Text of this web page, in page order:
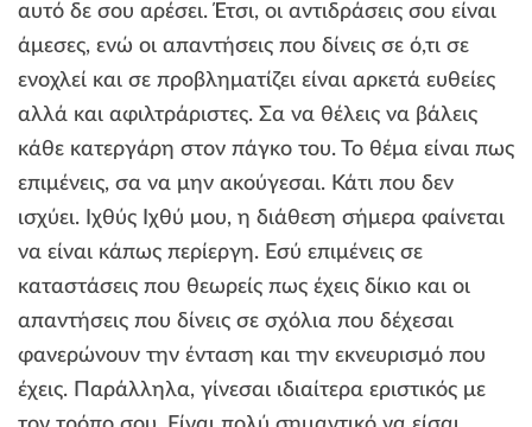
αυτό δε σου αρέσει. Έτσι, οι αντιδράσεις σου είναι
άμεσες, ενώ οι απαντήσεις που δίνεις σε ό,τι σε
ενοχλεί και σε προβληματίζει είναι αρκετά ευθείες
αλλά και αφιλτράριστες. Σα να θέλεις να βάλεις
κάθε κατεργάρη στον πάγκο του. Το θέμα είναι πως
επιμένεις, σα να μην ακούγεσαι. Κάτι που δεν
ισχύει. Ιχθύς Ιχθύ μου, η διάθεση σήμερα φαίνεται
να είναι κάπως περίεργη. Εσύ επιμένεις σε
καταστάσεις που θεωρείς πως έχεις δίκιο και οι
απαντήσεις που δίνεις σε σχόλια που δέχεσαι
φανερώνουν την ένταση και την εκνευρισμό που
έχεις. Παράλληλα, γίνεσαι ιδιαίτερα εριστικός με